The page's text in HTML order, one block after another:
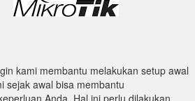
kami membantu melakukan setup awal
sejak awal bisa membantu